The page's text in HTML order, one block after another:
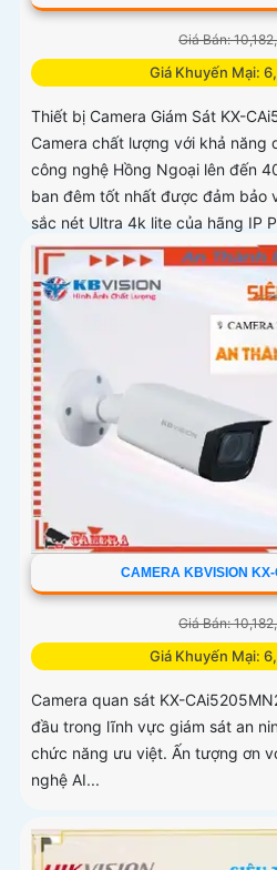
Giá Bán:
Giá Khuyến Mại:
Thiết bị Camera Giám Sát KX-
Camera chất lượng với khả năng
công nghệ Hồng Ngoại lên đến
ban đêm tốt nhất được đảm bảo
sắc nét Ultra 4k lite của hãng IP
CAMERA KBVISION
Giá Bán:
Giá Khuyến Mại:
Camera quan sát KX-
đầu trong lĩnh vực giám sát an
chức năng ưu việt. Ấn tượng ơn
nghệ AI...